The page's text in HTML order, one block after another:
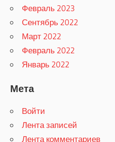
Февраль 2023
Сентябрь 2022
Март 2022
Февраль 2022
Январь 2022
Мета
Войти
Лента записей
Лента комментариев